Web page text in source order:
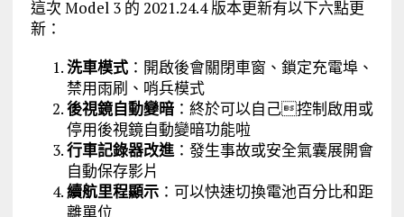
這次 Model 3 的 2021.24.4 版本更新有以下六點更
新：
洗車模式：開啟後會關閉車窗、鎖定充電埠、
禁用雨刷、哨兵模式
後視鏡自動變暗：終於可以自己控制啟用或
停用後視鏡自動變暗功能啦
行車記錄器改進：發生事故或安全氣囊展開會
自動保存影片
續航里程顯示：可以快速切換電池百分比和距
離單位